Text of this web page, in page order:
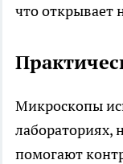
что открывает
Микроскопы
помогают